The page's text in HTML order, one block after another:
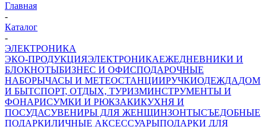
Главная
-
Каталог
-
ЭЛЕКТРОНИКА
ЭКО-ПРОДУКЦИЯЭЛЕКТРОНИКАЕЖЕДНЕВНИКИ И
БЛОКНОТЫБИЗНЕС И ОФИСПОДАРОЧНЫЕ
НАБОРЫЧАСЫ И МЕТЕОСТАНЦИИРУЧКИОДЕЖДАДОМ
И БЫТСПОРТ, ОТДЫХ, ТУРИЗМИНСТРУМЕНТЫ И
ФОНАРИСУМКИ И РЮКЗАКИКУХНЯ И
ПОСУДАСУВЕНИРЫ ДЛЯ ЖЕНЩИНЗОНТЫСЪЕДОБНЫЕ
ПОДАРКИЛИЧНЫЕ АКСЕССУАРЫПОДАРКИ ДЛЯ